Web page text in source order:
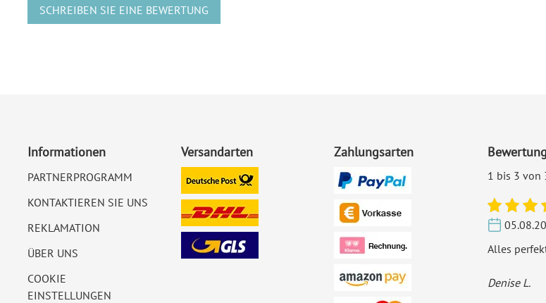
SCHREIBEN SIE EINE BEWERTUNG
Informationen
PARTNERPROGRAMM
KONTAKTIEREN SIE UNS
REKLAMATION
ÜBER UNS
COOKIE
EINSTELLUNGEN
Versandarten Zahlungsarten
1 bis 3 von
Alles
Denise L.